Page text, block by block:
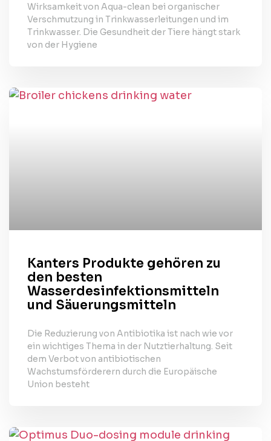
Wirksamkeit von Aqua-clean bei organischer
Verschmutzung in Trinkwasserleitungen und im
Trinkwasser. Die Gesundheit der Tiere hängt stark
von der Hygiene
Kanters Produkte gehören zu
den besten
Wasserdesinfektionsmitteln
und Säuerungsmitteln
Die Reduzierung von Antibiotika ist nach wie vor
ein wichtiges Thema in der Nutztierhaltung. Seit
dem Verbot von antibiotischen
Wachstumsförderern durch die Europäische
Union besteht